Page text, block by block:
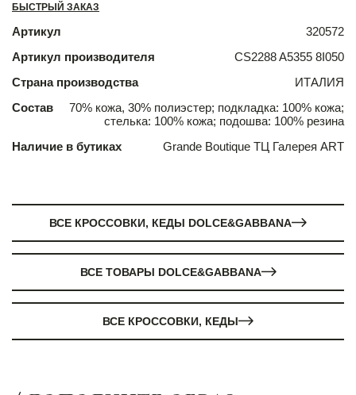
БЫСТРЫЙ ЗАКАЗ
Артикул
320572
Артикул производителя
CS2288 A5355 8I050
Страна производства
ИТАЛИЯ
Состав
70% кожа, 30% полиэстер; подкладка: 100% кожа;
стелька: 100% кожа; подошва: 100% резина
Наличие в бутиках
Grande Boutique ТЦ Галерея ART
ВСЕ КРОССОВКИ, КЕДЫ DOLCE&GABBANA
ВСЕ ТОВАРЫ DOLCE&GABBANA
ВСЕ КРОССОВКИ, КЕДЫ